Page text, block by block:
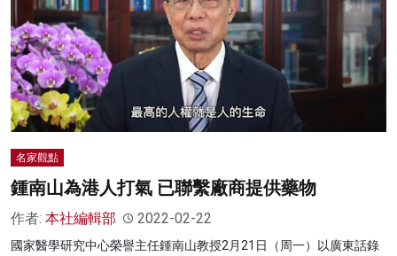
名家觀點
鍾南山為港人打氣 已聯繫廠商提供藥物
作者: 本社編輯部 2022-02-22
國家醫學研究中心榮譽主任鍾南山教授2月21日（周一）以廣東話錄